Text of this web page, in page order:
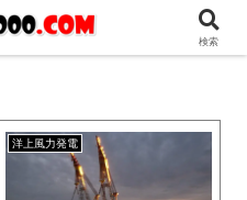
洋上風力発電
検索